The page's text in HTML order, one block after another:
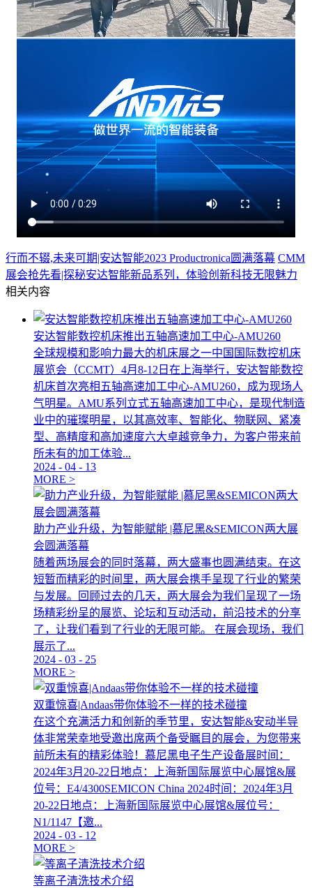
行而不辍,未来可期|安达智能2023 Productronica圆满落幕 CMM
展会抢先看|探秘安达智能新品系列，体验创新科技无限魅力
相关内容
安达智能数控机床推出五轴高速加工中心-AMU260
全球规模和影响力最大的机床展之一中国国际数控机床
展览会（CCMT）4月8-12日在上海举行，安达智能数控
机床首次亮相五轴高速加工中心-AMU260，成为现场人
气明星。AMU系列立式五轴高速加工中心，是现代制造
业中的璀璨明星，以其高效率、智能化、物联网、紧凑
型、高精度和高加速度六大卓越竞争力，为客户带来前
所未有的加工体验...
2024 - 04 - 13
MORE >
助力产业升级，为智能赋能 |慕尼黑&SEMICON两大展
会圆满落幕
随着两场展会的同时落幕，两大盛事也圆满结束。在这
短暂而精彩的时间里，两大展会携手呈现了行业的繁荣
与发展。回顾过去的几天，两大展会为我们呈现了一场
场精彩纷呈的展览、论坛和互动活动，前沿技术的分享
了，让我们看到了行业的无限可能。 在展会现场，我们
展示了...
2024 - 03 - 25
MORE >
双重惊喜|Andaas带你体验不一样的技术碰撞
在这个充满活力和创新的季节里，安达智能&安动半导
体非常荣幸地受邀出席两个备受瞩目的展会，为您带来
前所未有的精彩体验！慕尼黑电子生产设备展时间：
2024年3月20-22日地点：上海新国际展览中心展馆&展
位号：E4/4300SEMICON China 2024时间：2024年3月
20-22日地点：上海新国际展览中心展馆&展位号：
N1/1147【邀...
2024 - 03 - 12
MORE >
等离子清洗技术介绍